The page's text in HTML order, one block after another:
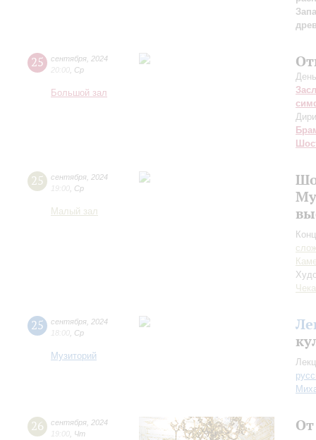
25 сентября 2024
20:00 Ср
Большой зал
25 сентября 2024
19:00 Ср
Малый зал
25 сентября 2024
18:00 Ср
Музиторий
26 сентября 2024
19:00 Чт